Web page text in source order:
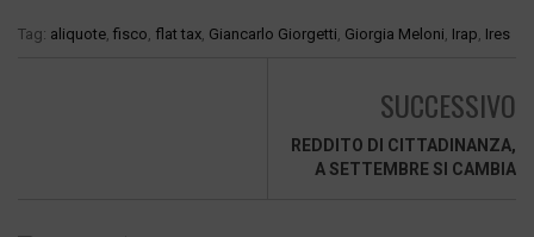
Tag: aliquote, fisco, flat tax, Giancarlo Giorgetti, Giorgia Meloni, Irap, Ires
SUCCESSIVO
REDDITO DI CITTADINANZA,
A SETTEMBRE SI CAMBIA